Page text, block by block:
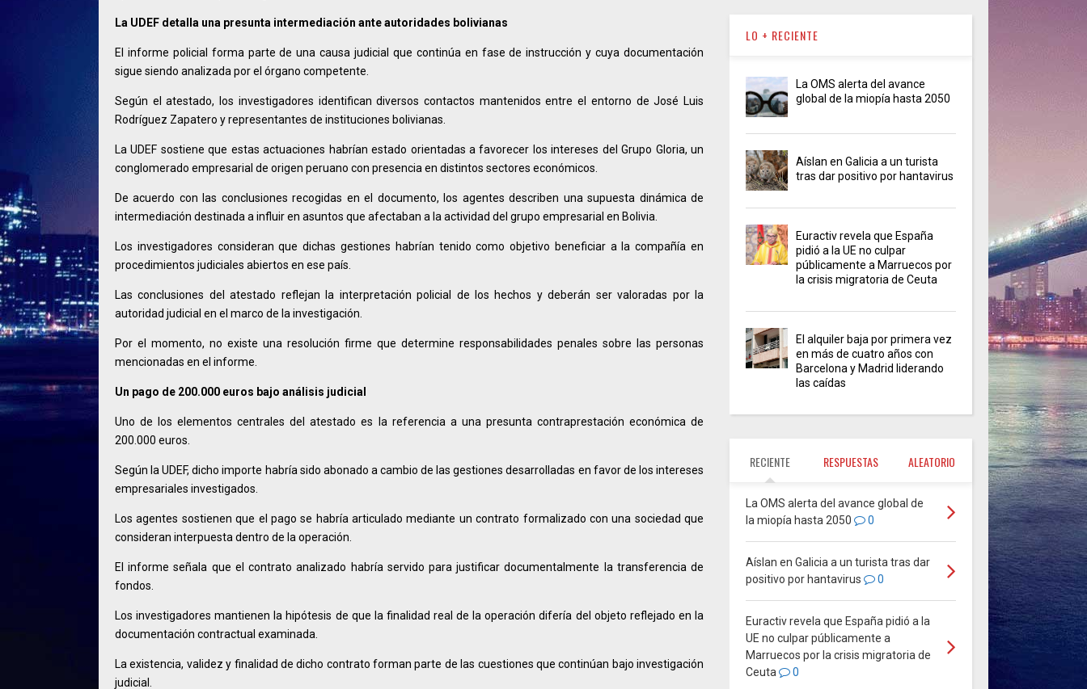
La UDEF detalla una presunta intermediación ante autoridades bolivianas
El informe policial forma parte de una causa judicial que continúa en fase de instrucción y cuya documentación
sigue siendo analizada por el órgano competente.
Según el atestado, los investigadores identifican diversos contactos mantenidos entre el entorno de José Luis
Rodríguez Zapatero y representantes de instituciones bolivianas.
La UDEF sostiene que estas actuaciones habrían estado orientadas a favorecer los intereses del Grupo Gloria, un
conglomerado empresarial de origen peruano con presencia en distintos sectores económicos.
De acuerdo con las conclusiones recogidas en el documento, los agentes describen una supuesta dinámica de
intermediación destinada a influir en asuntos que afectaban a la actividad del grupo empresarial en Bolivia.
Los investigadores consideran que dichas gestiones habrían tenido como objetivo beneficiar a la compañía en
procedimientos judiciales abiertos en ese país.
Las conclusiones del atestado reflejan la interpretación policial de los hechos y deberán ser valoradas por la
autoridad judicial en el marco de la investigación.
Por el momento, no existe una resolución firme que determine responsabilidades penales sobre las personas
mencionadas en el informe.
Un pago de 200.000 euros bajo análisis judicial
Uno de los elementos centrales del atestado es la referencia a una presunta contraprestación económica de
200.000 euros.
Según la UDEF, dicho importe habría sido abonado a cambio de las gestiones desarrolladas en favor de los intereses
empresariales investigados.
Los agentes sostienen que el pago se habría articulado mediante un contrato formalizado con una sociedad que
consideran interpuesta dentro de la operación.
El informe señala que el contrato analizado habría servido para justificar documentalmente la transferencia de
fondos.
Los investigadores mantienen la hipótesis de que la finalidad real de la operación difería del objeto reflejado en la
documentación contractual examinada.
La existencia, validez y finalidad de dicho contrato forman parte de las cuestiones que continúan bajo investigación
judicial.
LO + RECIENTE
La OMS alerta del avance
global de la miopía hasta 2050
Aíslan en Galicia a un turista
tras dar positivo por hantavirus
Euractiv revela que España
pidió a la UE no culpar
públicamente a Marruecos por
la crisis migratoria de Ceuta
El alquiler baja por primera vez
en más de cuatro años con
Barcelona y Madrid liderando
las caídas
RECIENTE RESPUESTAS ALEATORIO
La OMS alerta del avance global de
la miopía hasta 2050
0
Aíslan en Galicia a un turista tras dar
positivo por hantavirus
0
Euractiv revela que España pidió a la
UE no culpar públicamente a
Marruecos por la crisis migratoria de
Ceuta
0